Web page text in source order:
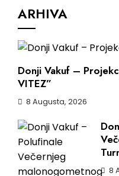
ARHIVA
Donji Vakuf –
VITEZ”
8 Augusta, 2026
8